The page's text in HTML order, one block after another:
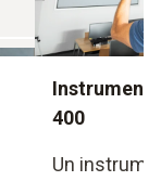
400
Un